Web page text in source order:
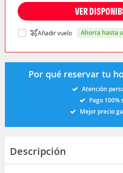
VER
Añadir vuelo ahorra hasta
Por qué reservar tu
Atención
Pago 100%
Mejor precio
Descripción